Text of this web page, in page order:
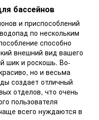
бассейнов
и приспособлений
по нескольким
способно
внешний вид вашего
шик и роскошь. Во-
но и весьма
создает отличный
отделов, что очень
пользователя
всего нуждаются в